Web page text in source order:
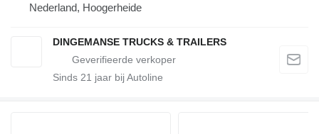
Nederland, Hoogerheide
DINGEMANSE TRUCKS & TRAILERS
Sinds 21 jaar bij Autoline